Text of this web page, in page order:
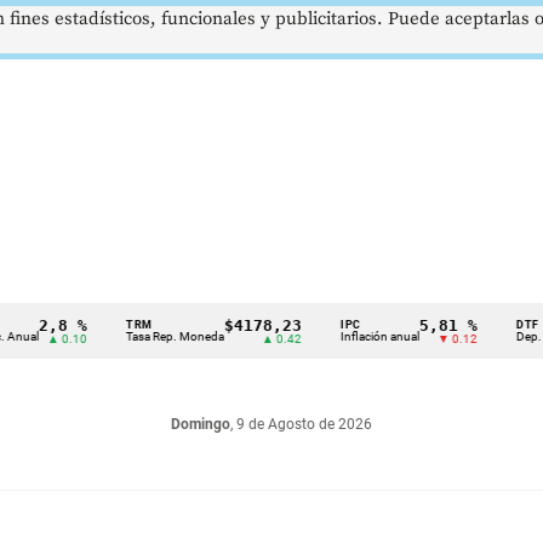
%
▲ 0.10
TRM
Tasa Rep. Moneda
$4178,23
▲ 0.42
IPC
Inflación anual
5,81 %
▼ 0.12
DTF
Dep.
Domingo, 9 de Agosto de 2026
estadísticos, funcionales y publicitarios. Puede aceptarlas